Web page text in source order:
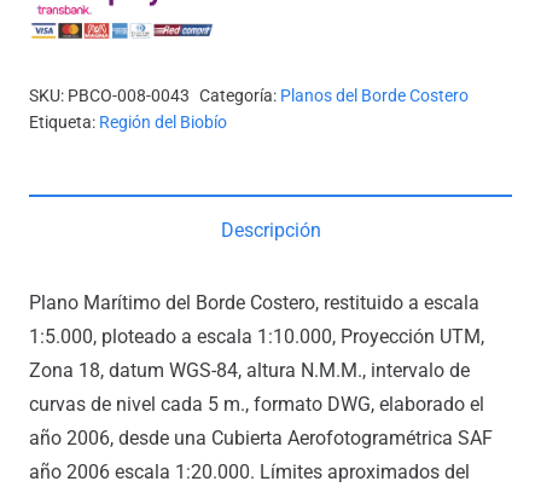
ESTERO
MACHILHUE
SKU: PBCO-008-0043 Categoría: Planos del Borde Costero
Etiqueta: Región del Biobío
Descripción
Plano Marítimo del Borde Costero, restituido a escala
1:5.000, ploteado a escala 1:10.000, Proyección UTM,
Zona 18, datum WGS-84, altura N.M.M., intervalo de
curvas de nivel cada 5 m., formato DWG, elaborado el
año 2006, desde una Cubierta Aerofotogramétrica SAF
año 2006 escala 1:20.000. Límites aproximados del